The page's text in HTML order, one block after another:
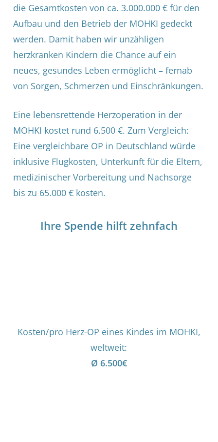
die Gesamtkosten von ca. 3.000.000 € für den
Aufbau und den Betrieb der MOHKI gedeckt
werden. Damit haben wir unzähligen
herzkranken Kindern die Chance auf ein
neues, gesundes Leben ermöglicht – fernab
von Sorgen, Schmerzen und Einschränkungen.
Eine lebensrettende Herzoperation in der
MOHKI kostet rund 6.500 €. Zum Vergleich:
Eine vergleichbare OP in Deutschland würde
inklusive Flugkosten, Unterkunft für die Eltern,
medizinischer Vorbereitung und Nachsorge
bis zu 65.000 € kosten.
Ihre Spende hilft zehnfach
Kosten/pro Herz-OP eines Kindes im MOHKI,
weltweit:
Ø 6.500€